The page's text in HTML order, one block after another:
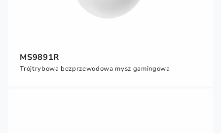
MS9891R
Trójtrybowa bezprzewodowa mysz gamingowa